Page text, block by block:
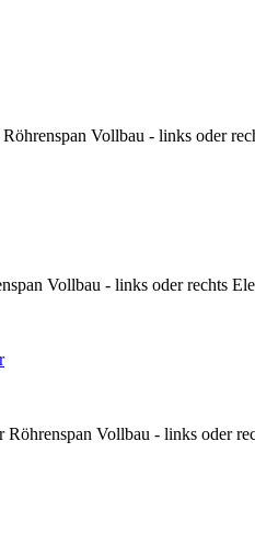
Vollbau - links oder
Vollbau - links oder rechts
Vollbau - links oder